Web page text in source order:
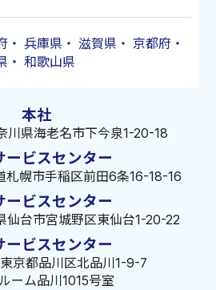
・ 兵庫県 ・ 滋賀県 ・ 京都府 ・
・ 和歌山県
本社
川県海老名市下今泉1-20-18
ービスセンター
幌市手稲区前田6条16-18-16
ービスセンター
仙台市宮城野区東仙台1-20-22
ービスセンター
京都品川区北品川1-9-7
ーム品川1015号室